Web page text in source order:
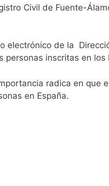
Civil de Fuente-
electrónico de la
inscritas en los
radica en que
en España.